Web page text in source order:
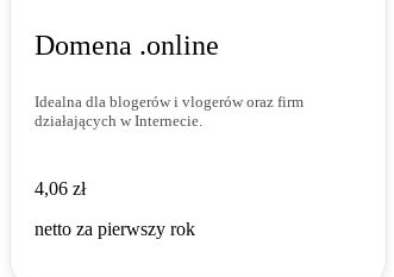
Domena .online
Idealna dla blogerów i vlogerów oraz firm
działających w Internecie.
4,06 zł
4,06 zł
netto za pierwszy rok